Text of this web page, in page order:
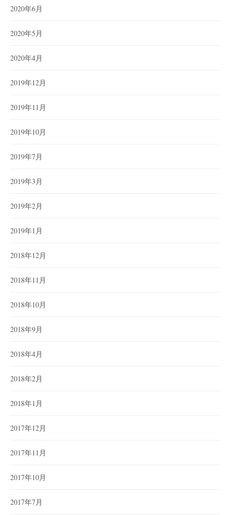
2020年6月
2020年5月
2020年4月
2019年12月
2019年11月
2019年10月
2019年7月
2019年3月
2019年2月
2019年1月
2018年12月
2018年11月
2018年10月
2018年9月
2018年4月
2018年2月
2018年1月
2017年12月
2017年11月
2017年10月
2017年7月